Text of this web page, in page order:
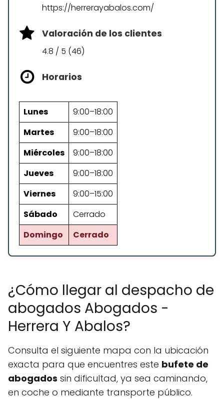
https://herrerayabalos.com/
Valoración de los clientes
4.8 / 5 (46)
Horarios
Lunes
9:00–18:00
Martes
9:00–18:00
Miércoles
9:00–18:00
Jueves
9:00–18:00
Viernes
9:00–15:00
Sábado
Cerrado
Domingo
Cerrado
¿Cómo llegar al despacho de
abogados Abogados -
Herrera Y Abalos?
Consulta el siguiente mapa con la ubicación
exacta para que encuentres este bufete de
abogados sin dificultad, ya sea caminando,
en coche o mediante transporte público.